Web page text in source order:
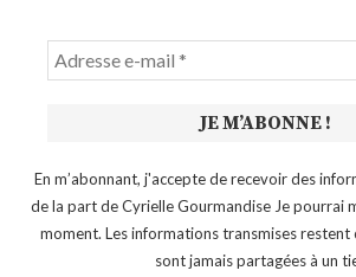
En m’abonnant, j'accepte de recevoir des
de la part de Cyrielle Gourmandise Je pourrai
moment. Les informations transmises restent
sont jamais partagées à un